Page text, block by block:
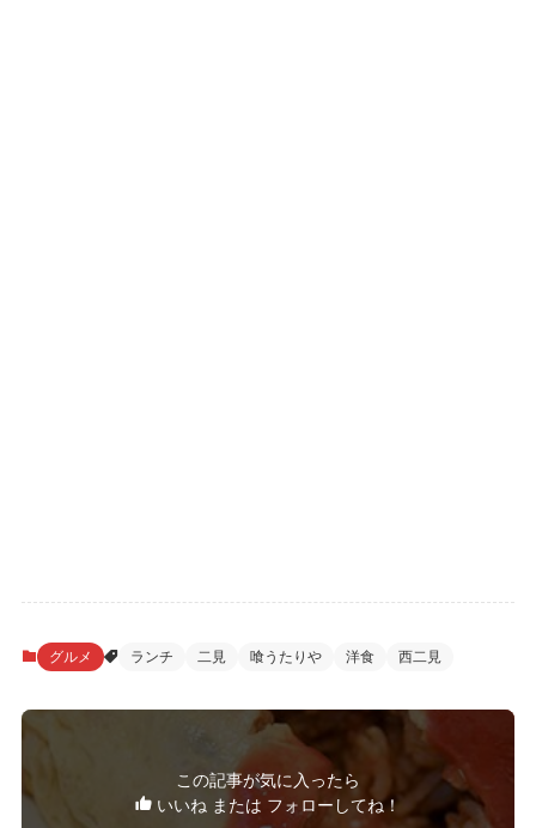
グルメ ランチ 二見 喰うたりや 洋食 西二見
この記事が気に入ったら
いいね または フォローしてね！